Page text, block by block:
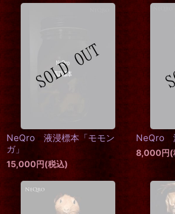
NeQro 液浸標本「モモン
ガ」
15,000円(税込)
NeQro
8,000円(